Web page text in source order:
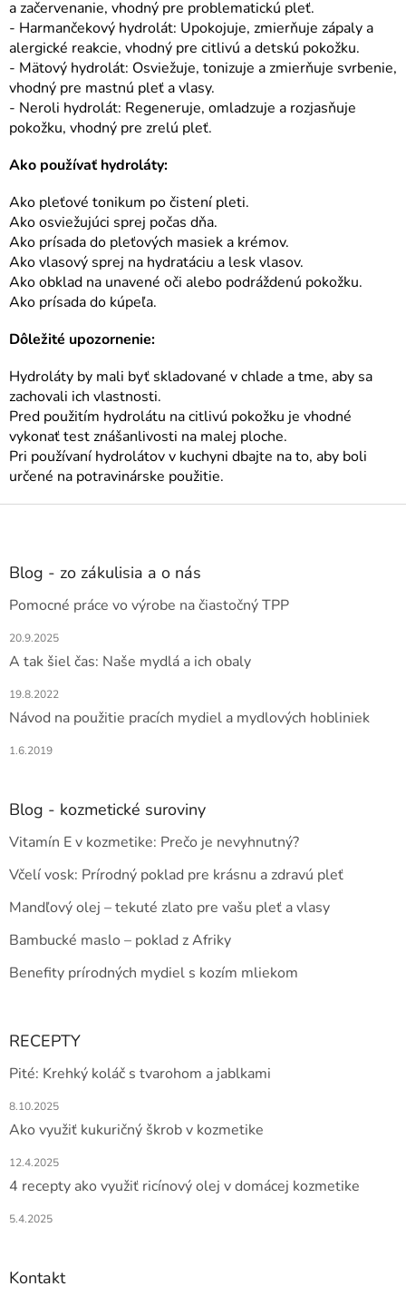
a začervenanie, vhodný pre problematickú pleť.
- Harmančekový hydrolát: Upokojuje, zmierňuje zápaly a
alergické reakcie, vhodný pre citlivú a detskú pokožku.
- Mätový hydrolát: Osviežuje, tonizuje a zmierňuje svrbenie,
vhodný pre mastnú pleť a vlasy.
- Neroli hydrolát: Regeneruje, omladzuje a rozjasňuje
pokožku, vhodný pre zrelú pleť.
Ako používať hydroláty:
Ako pleťové tonikum po čistení pleti.
Ako osviežujúci sprej počas dňa.
Ako prísada do pleťových masiek a krémov.
Ako vlasový sprej na hydratáciu a lesk vlasov.
Ako obklad na unavené oči alebo podráždenú pokožku.
Ako prísada do kúpeľa.
Dôležité upozornenie:
Hydroláty by mali byť skladované v chlade a tme, aby sa
zachovali ich vlastnosti.
Pred použitím hydrolátu na citlivú pokožku je vhodné
vykonať test znášanlivosti na malej ploche.
Pri používaní hydrolátov v kuchyni dbajte na to, aby boli
určené na potravinárske použitie.
Z
Blog - zo zákulisia a o nás
Pomocné práce vo výrobe na čiastočný TPP
20.9.2025
A tak šiel čas: Naše mydlá a ich obaly
19.8.2022
Návod na použitie pracích mydiel a mydlových hobliniek
1.6.2019
Blog - kozmetické suroviny
Vitamín E v kozmetike: Prečo je nevyhnutný?
Včelí vosk: Prírodný poklad pre krásnu a zdravú pleť
Mandľový olej – tekuté zlato pre vašu pleť a vlasy
Bambucké maslo – poklad z Afriky
Benefity prírodných mydiel s kozím mliekom
RECEPTY
Pité: Krehký koláč s tvarohom a jablkami
8.10.2025
Ako využiť kukuričný škrob v kozmetike
12.4.2025
4 recepty ako využiť ricínový olej v domácej kozmetike
5.4.2025
Kontakt